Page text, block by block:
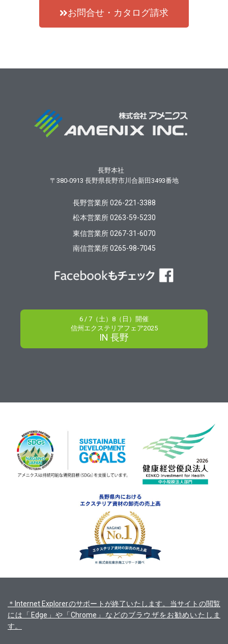
お問合せ・カタログ請求
長野本社
〒380-0913 長野県長野市川合新田3493番地
長野営業所 026-221-3388
松本営業所 0263-59-5230
東信営業所 0267-31-6070
南信営業所 0265-98-7045
6 / 7（土）8（日）開催
信州エクステリアフェア2025
IN 長野
＊Internet Explorerのサポートが終了いたします。当サイトの閲覧
には「Edge」や「Chrome」などのブラウザをお勧めいたしま
す。